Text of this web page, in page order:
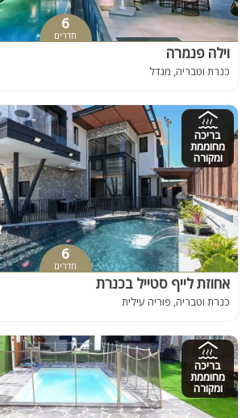
6
חדרים
וילה פנמרה
כנרת וטבריה, מגדל
בריכה
מחוממת
ומקורה
6
חדרים
אחוזת לייף סטייל בכנרת
כנרת וטבריה, פוריה עילית
בריכה
מחוממת
ומקורה